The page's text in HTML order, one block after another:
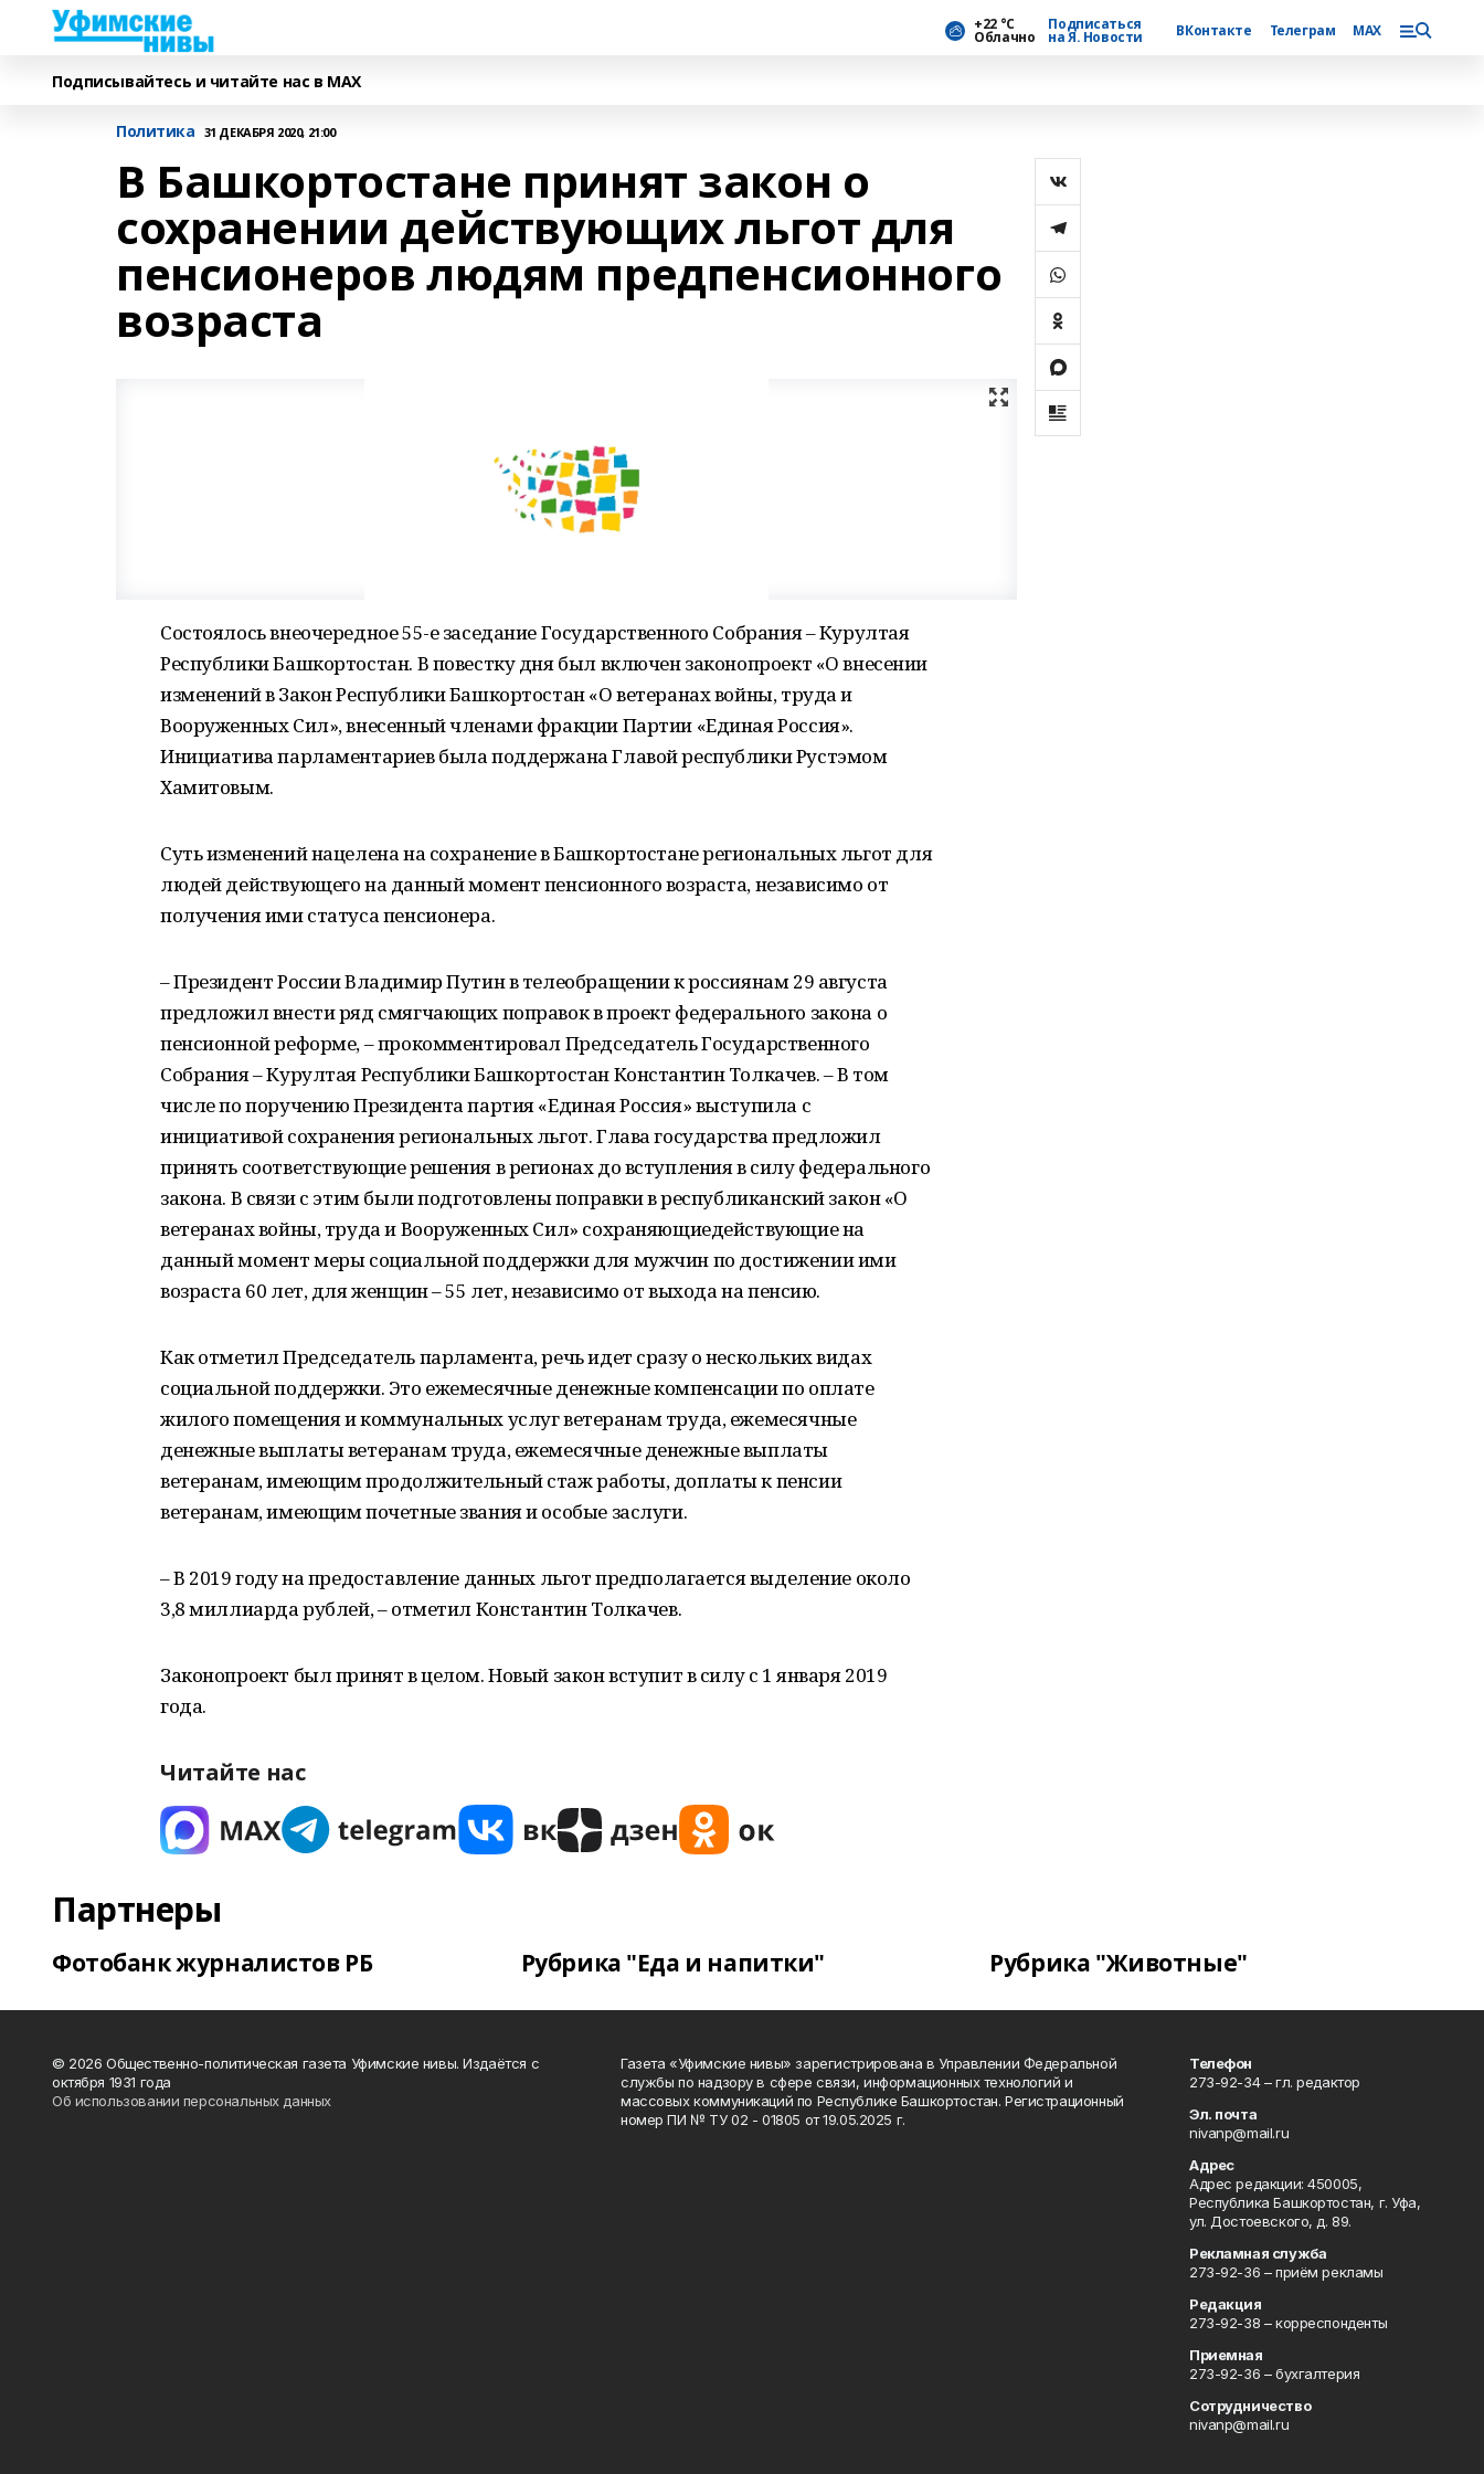
+22 °С
Облачно
Подписаться
на Я. Новости ВКонтакте Телеграм MAX
Подписывайтесь и читайте нас в MAX
Политика 31 ДЕКАБРЯ 2020, 21:00
В Башкортостане принят закон о
сохранении действующих льгот для
пенсионеров людям предпенсионного
возраста
Состоялось внеочередное 55-е заседание Государственного Собрания – Курултая
Республики Башкортостан. В повестку дня был включен законопроект «О внесении
изменений в Закон Республики Башкортостан «О ветеранах войны, труда и
Вооруженных Сил», внесенный членами фракции Партии «Единая Россия».
Инициатива парламентариев была поддержана Главой республики Рустэмом
Хамитовым.
Суть изменений нацелена на сохранение в Башкортостане региональных льгот для
людей действующего на данный момент пенсионного возраста, независимо от
получения ими статуса пенсионера.
– Президент России Владимир Путин в телеобращении к россиянам 29 августа
предложил внести ряд смягчающих поправок в проект федерального закона о
пенсионной реформе, – прокомментировал Председатель Государственного
Собрания – Курултая Республики Башкортостан Константин Толкачев. – В том
числе по поручению Президента партия «Единая Россия» выступила с
инициативой сохранения региональных льгот. Глава государства предложил
принять соответствующие решения в регионах до вступления в силу федерального
закона. В связи с этим были подготовлены поправки в республиканский закон «О
ветеранах войны, труда и Вооруженных Сил» сохраняющиедействующие на
данный момент меры социальной поддержки для мужчин по достижении ими
возраста 60 лет, для женщин – 55 лет, независимо от выхода на пенсию.
Как отметил Председатель парламента, речь идет сразу о нескольких видах
социальной поддержки. Это ежемесячные денежные компенсации по оплате
жилого помещения и коммунальных услуг ветеранам труда, ежемесячные
денежные выплаты ветеранам труда, ежемесячные денежные выплаты
ветеранам, имеющим продолжительный стаж работы, доплаты к пенсии
ветеранам, имеющим почетные звания и особые заслуги.
– В 2019 году на предоставление данных льгот предполагается выделение около
3,8 миллиарда рублей, – отметил Константин Толкачев.
Законопроект был принят в целом. Новый закон вступит в силу с 1 января 2019
года.
Читайте нас
Партнеры
Фотобанк журналистов РБ Рубрика "Еда и напитки" Рубрика "Животные"
© 2026 Общественно-политическая газета Уфимские нивы. Издаётся с
октября 1931 года
Об использовании персональных данных
Газета «Уфимские нивы» зарегистрирована в Управлении Федеральной
службы по надзору в сфере связи, информационных технологий и
массовых коммуникаций по Республике Башкортостан. Регистрационный
номер ПИ № ТУ 02 - 01805 от 19.05.2025 г.
Телефон
273-92-34 – гл. редактор
Эл. почта
nivanp@mail.ru
Адрес
Адрес редакции: 450005,
Республика Башкортостан, г. Уфа,
ул. Достоевского, д. 89.
Рекламная служба
273-92-36 – приём рекламы
Редакция
273-92-38 – корреспонденты
Приемная
273-92-36 – бухгалтерия
Сотрудничество
nivanp@mail.ru